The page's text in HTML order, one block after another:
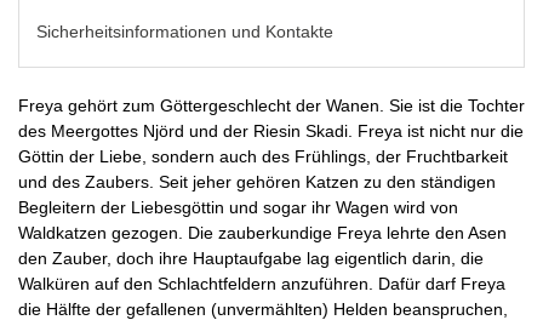
Sicherheitsinformationen und Kontakte
Freya gehört zum Göttergeschlecht der Wanen. Sie ist die Tochter
des Meergottes Njörd und der Riesin Skadi. Freya ist nicht nur die
Göttin der Liebe, sondern auch des Frühlings, der Fruchtbarkeit
und des Zaubers. Seit jeher gehören Katzen zu den ständigen
Begleitern der Liebesgöttin und sogar ihr Wagen wird von
Waldkatzen gezogen. Die zauberkundige Freya lehrte den Asen
den Zauber, doch ihre Hauptaufgabe lag eigentlich darin, die
Walküren auf den Schlachtfeldern anzuführen. Dafür darf Freya
die Hälfte der gefallenen (unvermählten) Helden beanspruchen,